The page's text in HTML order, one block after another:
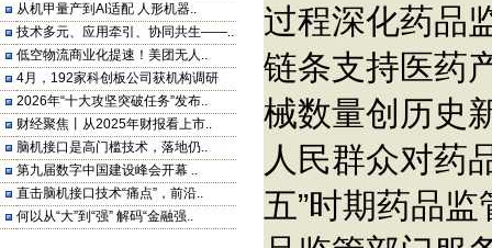
从机甲量产到AI适配 人形机器..
技术多元、应用牵引、协同共生——..
低空物流商业化提速！美团无人..
4月，192家科创板公司获机构调研
2026年“十大攻坚突破任务”发布..
财经聚焦丨从2025年财报看上市..
脑机接口是高门槛技术，落地仍..
第九届数字中国建设峰会开幕 ..
直击脑机接口技术“痛点”，前沿..
何以从“大”到“强” 解码“金融强..
过程深化药品
链条支持医药
械数量创历史
人民群众对药
五”时期药品